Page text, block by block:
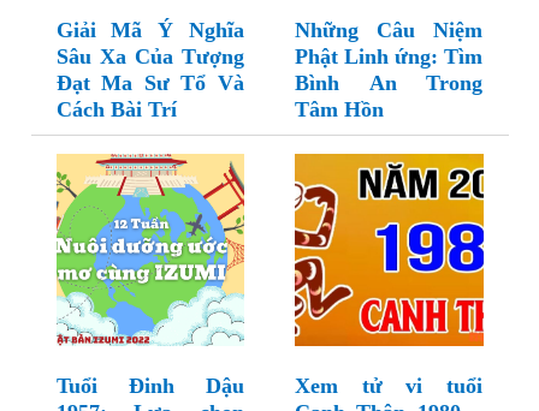
Giải Mã Ý Nghĩa
Sâu Xa Của Tượng
Đạt Ma Sư Tổ Và
Cách Bài Trí
Những Câu Niệm
Phật Linh ứng: Tìm
Bình An Trong
Tâm Hồn
Tuổi Đinh Dậu
Xem tử vi tuổi